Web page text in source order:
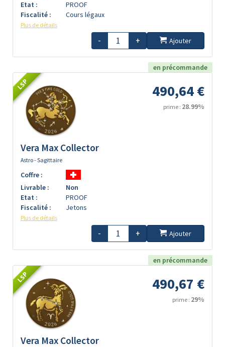
Etat :
PROOF
Fiscalité :
Cours légaux
Plus de détails
- + Ajouter
en précommande
LSP 490,64 €
prime : 28.99%
Vera Max Collector
Astro - Sagittaire
Coffre :
Livrable :
Non
Etat :
PROOF
Fiscalité :
Jetons
Plus de détails
- + Ajouter
en précommande
LSP 490,67 €
prime : 29%
Vera Max Collector